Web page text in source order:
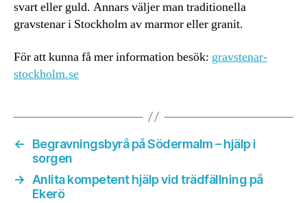
svart eller guld. Annars väljer man traditionella
gravstenar i Stockholm av marmor eller granit.
För att kunna få mer information besök: gravstenar-
stockholm.se
←
Begravningsbyrå på Södermalm – hjälp i
sorgen
→
Anlita kompetent hjälp vid trädfällning på
Ekerö